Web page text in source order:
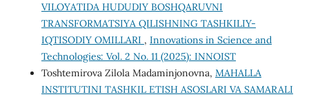
VILOYATIDA HUDUDIY BOSHQARUVNI
TRANSFORMATSIYA QILISHNING TASHKILIY-
IQTISODIY OMILLARI , Innovations in Science and
Technologies: Vol. 2 No. 11 (2025): INNOIST
Toshtemirova Zilola Madaminjonovna, MAHALLA
INSTITUTINI TASHKIL ETISH ASOSLARI VA SAMARALI